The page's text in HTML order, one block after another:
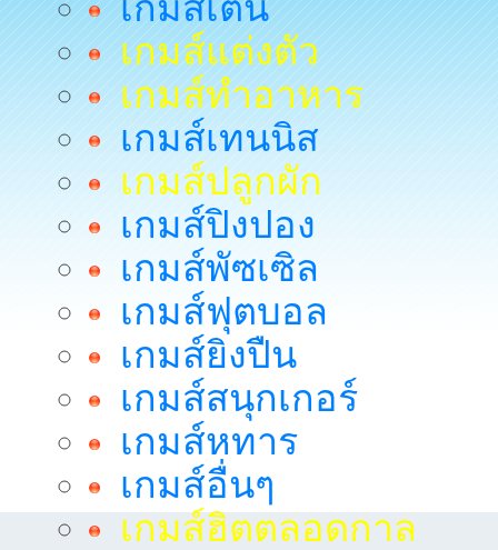
เกมส์แต่งตัว
เกมส์ทำอาหาร
เกมส์เทนนิส
เกมส์ปลูกผัก
เกมส์ปิงปอง
เกมส์พัซเซิล
เกมส์ฟุตบอล
เกมส์ยิงปืน
เกมส์สนุกเกอร์
เกมส์หทาร
เกมส์อื่นๆ
เกมส์ฮิตตลอดกาล